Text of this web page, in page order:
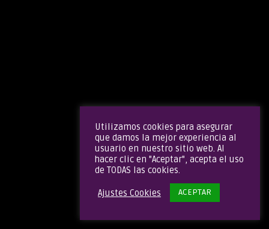
Utilizamos cookies para asegurar
que damos la mejor experiencia al
usuario en nuestro sitio web. Al
hacer clic en "Aceptar", acepta el uso
de TODAS las cookies.
Ajustes Cookies ACEPTAR